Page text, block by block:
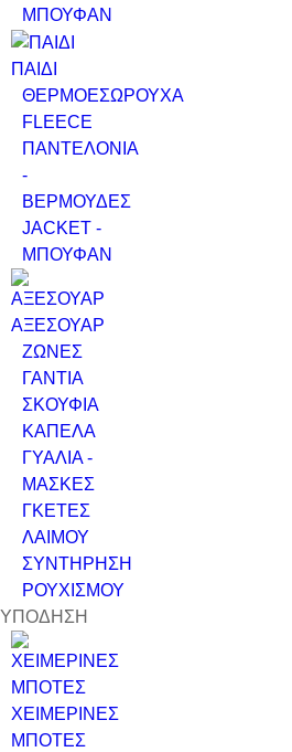
ΜΠΟΥΦΑΝ
ΠΑΙΔΙ
ΘΕΡΜΟΕΣΩΡΟΥΧΑ
FLEECE
ΠΑΝΤΕΛΟΝΙΑ
-
ΒΕΡΜΟΥΔΕΣ
JACKET -
ΜΠΟΥΦΑΝ
ΑΞΕΣΟΥΑΡ
ΖΩΝΕΣ
ΓΑΝΤΙΑ
ΣΚΟΥΦΙΑ
ΚΑΠΕΛΑ
ΓΥΑΛΙΑ -
ΜΑΣΚΕΣ
ΓΚΕΤΕΣ
ΛΑΙΜΟΥ
ΣΥΝΤΗΡΗΣΗ
ΡΟΥΧΙΣΜΟΥ
ΥΠΟΔΗΣΗ
ΧΕΙΜΕΡΙΝΕΣ
ΜΠΟΤΕΣ